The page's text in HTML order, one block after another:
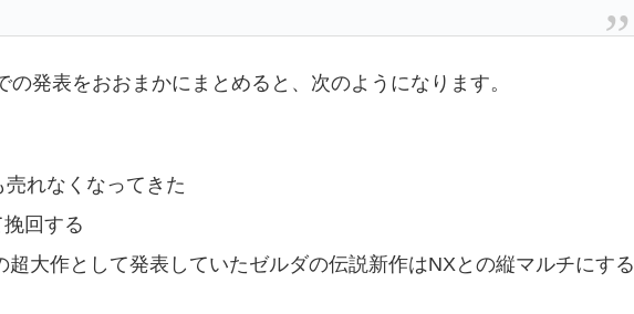
発表をおおまかにまとめると、次のようになります。
れなくなってきた
回する
超大作として発表していたゼルダの伝説新作はNXとの縦マルチにする